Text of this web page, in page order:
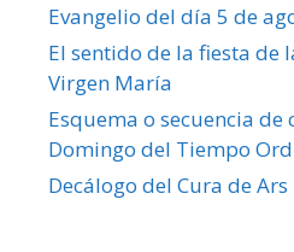
Evangelio del día 5 de
El sentido de la fiesta de
Virgen María
Esquema o secuencia de
Domingo del Tiempo
Decálogo del Cura de Ars